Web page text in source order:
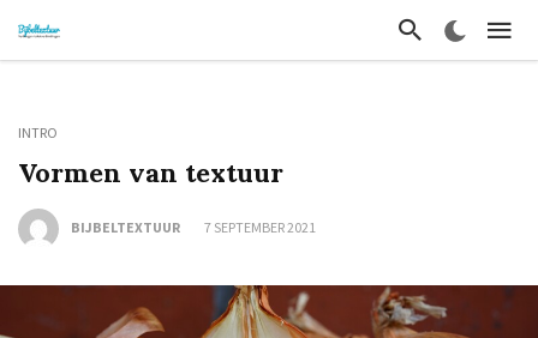
INTRO
Vormen van textuur
BIJBELTEXTUUR 7 SEPTEMBER 2021